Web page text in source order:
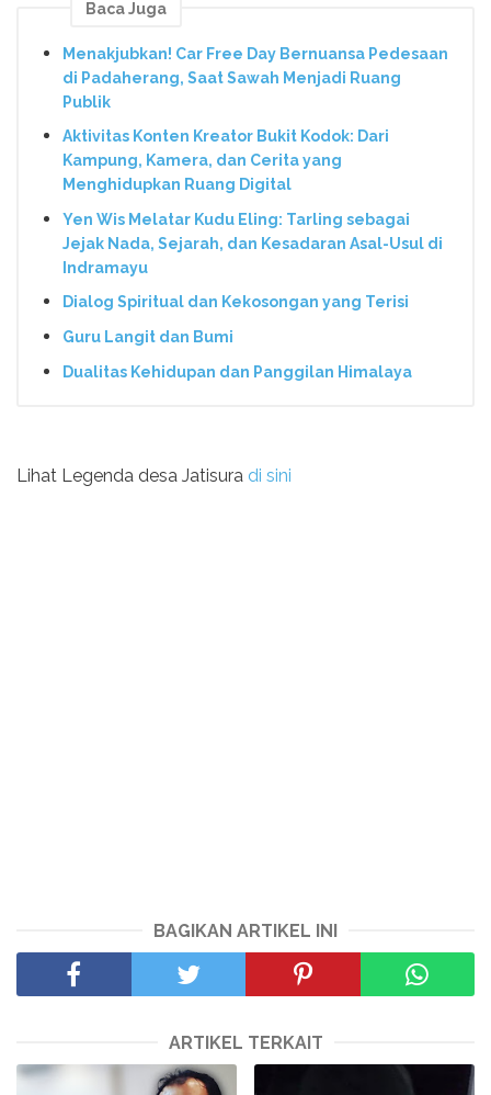
Baca Juga
Menakjubkan! Car Free Day Bernuansa Pedesaan
di Padaherang, Saat Sawah Menjadi Ruang
Publik
Aktivitas Konten Kreator Bukit Kodok: Dari
Kampung, Kamera, dan Cerita yang
Menghidupkan Ruang Digital
Yen Wis Melatar Kudu Eling: Tarling sebagai
Jejak Nada, Sejarah, dan Kesadaran Asal-Usul di
Indramayu
Dialog Spiritual dan Kekosongan yang Terisi
Guru Langit dan Bumi
Dualitas Kehidupan dan Panggilan Himalaya
Lihat Legenda desa Jatisura di sini
BAGIKAN ARTIKEL INI
ARTIKEL TERKAIT